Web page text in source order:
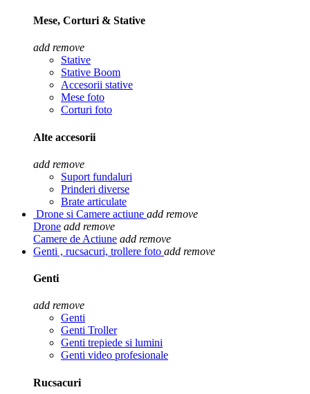
Mese, Corturi & Stative
add remove
Stative
Stative Boom
Accesorii stative
Mese foto
Corturi foto
Alte accesorii
add remove
Suport fundaluri
Prinderi diverse
Brate articulate
Drone si Camere actiune add remove
Drone add remove
Camere de Actiune add remove
Genti , rucsacuri, trollere foto add remove
Genti
add remove
Genti
Genti Troller
Genti trepiede si lumini
Genti video profesionale
Rucsacuri